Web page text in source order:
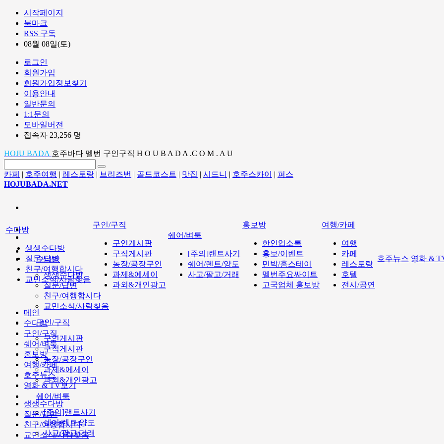
시작페이지
북마크
RSS 구독
08월 08일(토)
로그인
회원가입
회원가입정보찾기
이용안내
일반문의
1:1문의
모바일버전
접속자 23,256 명
HOJU BADA 호주바다 멜번 구인구직 H O U B A D A .C O M . A U
카페 | 호주여행 | 레스토랑 | 브리즈번 | 골드코스트 | 맛집 | 시드니 | 호주스카이 | 퍼스
HOJUBADA.NET
수다방
생생수다방
질문/답변
친구/여행합시다
교민소식/사람찾음
구인/구직
구인게시판
구직게시판
농장/공장구인
과제&에세이
과외&개인광고
쉐어/벼룩
[주의]랜트사기
쉐어/렌트/양도
사고/팔고/거래
수다방
생생수다방
질문/답변
친구/여행합시다
교민소식/사람찾음
구인/구직
구인게시판
구직게시판
농장/공장구인
과제&에세이
과외&개인광고
쉐어/벼룩
[주의]랜트사기
쉐어/렌트/양도
사고/팔고/거래
홍보방
한인업소록
홍보/이벤트
민박/홈스테이
멜번주요싸이트
고국업체 홍보방
여행/카페
여행
카페
레스토랑
호텔
전시/공연
호주뉴스 영화 &
메인
수다방
구인/구직
쉐어/벼룩
홍보방
여행/카페
호주뉴스
영화 & TV보기
생생수다방
질문/답변
친구/여행합시다
교민소식/사람찾음